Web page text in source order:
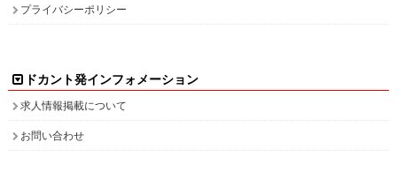
プライバシーポリシー
ドカント発インフォメーション
求人情報掲載について
お問い合わせ